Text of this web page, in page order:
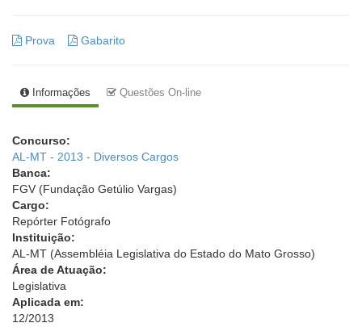
Prova Gabarito
Informações Questões On-line
Concurso:
AL-MT - 2013 - Diversos Cargos
Banca:
FGV (Fundação Getúlio Vargas)
Cargo:
Repórter Fotógrafo
Instituição:
AL-MT (Assembléia Legislativa do Estado do Mato Grosso)
Área de Atuação:
Legislativa
Aplicada em:
12/2013